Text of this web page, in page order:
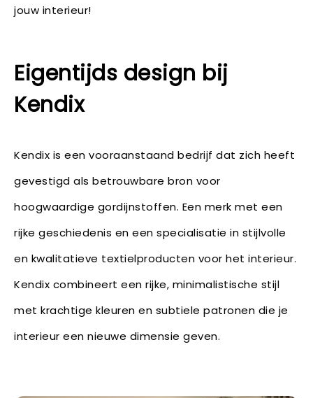
jouw interieur!
Eigentijds design bij
Kendix
Kendix is een vooraanstaand bedrijf dat zich heeft
gevestigd als betrouwbare bron voor
hoogwaardige gordijnstoffen. Een merk met een
rijke geschiedenis en een specialisatie in stijlvolle
en kwalitatieve textielproducten voor het interieur.
Kendix combineert een rijke, minimalistische stijl
met krachtige kleuren en subtiele patronen die je
interieur een nieuwe dimensie geven.